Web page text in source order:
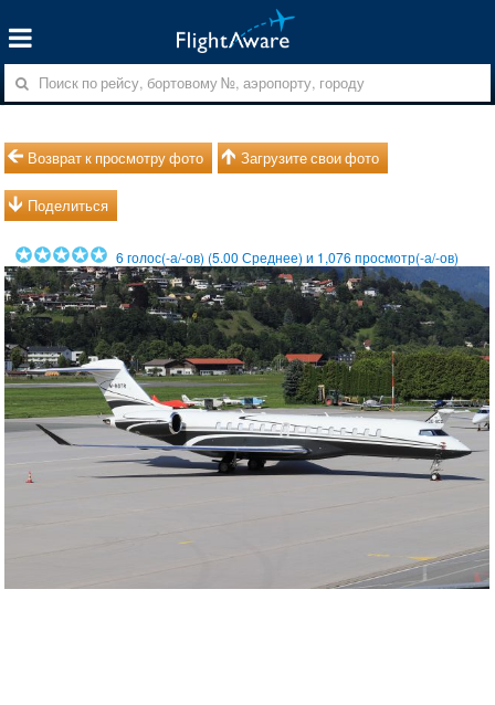
Возврат к просмотру фото Загрузите свои фото
Поделиться
6 голос(-а/-ов) (5.00 Среднее) и 1,076 просмотр(-а/-ов)